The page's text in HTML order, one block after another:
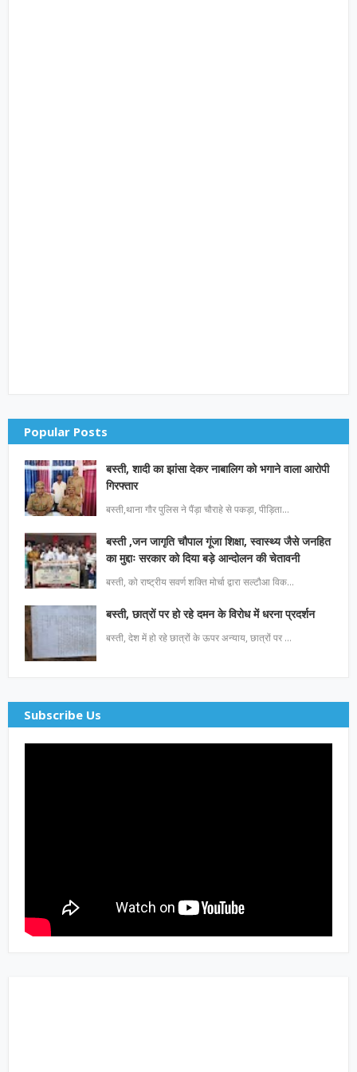
Popular Posts
बस्ती, शादी का झांसा देकर नाबालिग को भगाने वाला आरोपी
गिरफ्तार
बस्ती,थाना गौर पुलिस ने पैंड़ा चौराहे से पकड़ा, पीड़िता…
बस्ती ,जन जागृति चौपाल गूंजा शिक्षा, स्वास्थ्य जैसे जनहित
का मुद्दाः सरकार को दिया बड़े आन्दोलन की चेतावनी
बस्ती, को राष्ट्रीय सवर्ण शक्ति मोर्चा द्वारा सल्टौआ विक…
बस्ती, छात्रों पर हो रहे दमन के विरोध में धरना प्रदर्शन
बस्ती, देश में हो रहे छात्रों के ऊपर अन्याय, छात्रों पर …
Subscribe Us